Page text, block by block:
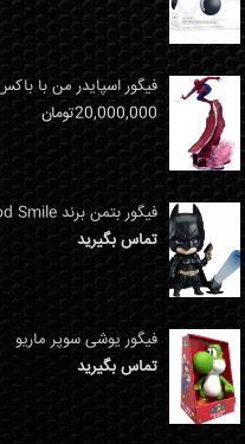
فیگور اسپایدر من با
20,000,000تومان
فیگور بتمن برند Good Smile
تماس بگیرید
فیگور یوشی سوپر ماریو
تماس بگیرید